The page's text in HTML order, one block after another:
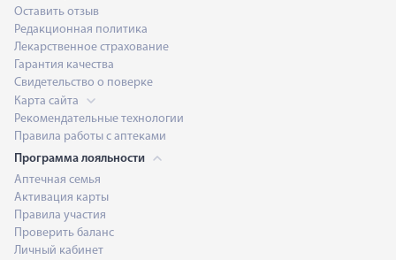
Оставить отзыв
Редакционная политика
Лекарственное страхование
Гарантия качества
Свидетельство о поверке
Карта сайта
Рекомендательные технологии
Правила работы с аптеками
Программа лояльности
Аптечная семья
Активация карты
Правила участия
Проверить баланс
Личный кабинет